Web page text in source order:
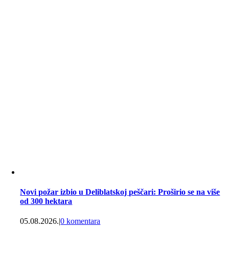
Novi požar izbio u Deliblatskoj peščari: Proširio se na više
od 300 hektara
05.08.2026.|0 komentara